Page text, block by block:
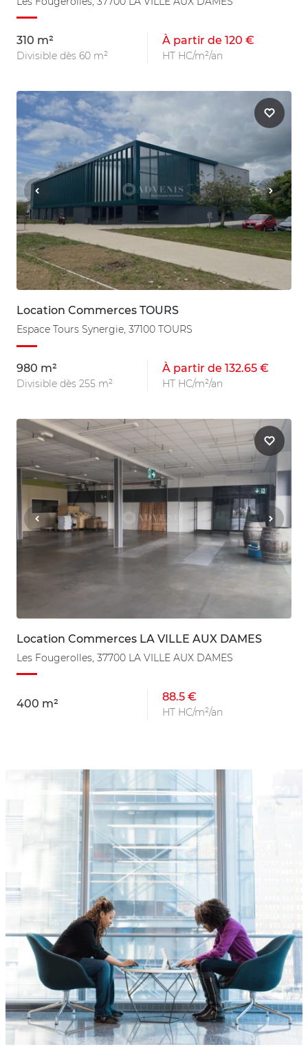
310 m²
Divisible dès 60 m²
À partir de 120 €
HT HC/m²/an
Location Commerces TOURS
Espace Tours Synergie, 37100 TOURS
980 m²
Divisible dès 255 m²
À partir de 132.65 €
HT HC/m²/an
Location Commerces LA VILLE AUX DAMES
Les Fougerolles, 37700 LA VILLE AUX DAMES
400 m²
88.5 €
HT HC/m²/an